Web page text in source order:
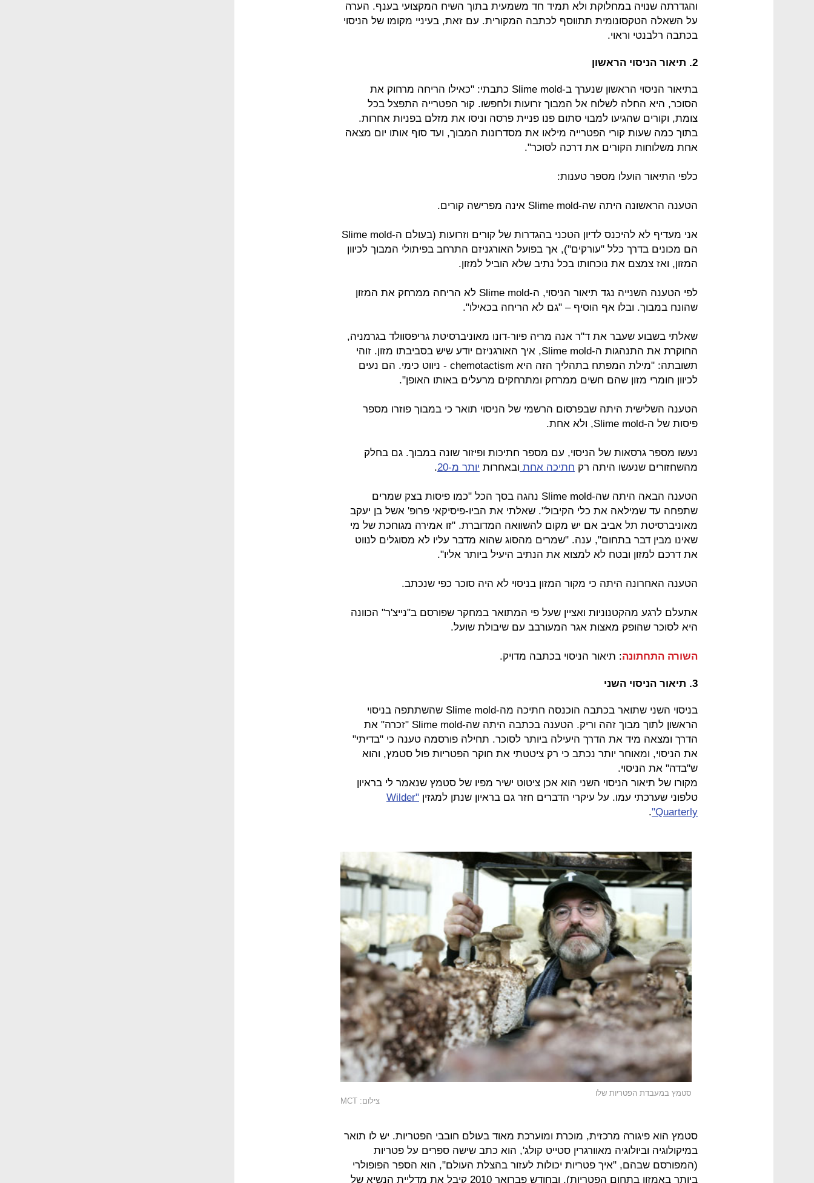
והגדרתה שנויה במחלוקת ולא תמיד חד משמעית בתוך השיח המקצועי בענף. הערה
על השאלה הטקסונומית תתווסף לכתבה המקורית. עם זאת, בעיניי מקומו של הניסוי
בכתבה רלבנטי וראוי.
2. תיאור הניסוי הראשון
בתיאור הניסוי הראשון שנערך ב-Slime mold כתבתי: "כאילו הריחה מרחוק את
הסוכר, היא החלה לשלוח אל המבוך זרועות ולחפשו. קוּר הפטרייה התפצל בכל
צומת, וקורים שהגיעו למבוי סתום פנו פניית פרסה וניסו את מזלם בפניות אחרות.
בתוך כמה שעות קורי הפטרייה מילאו את מסדרונות המבוך, ועד סוף אותו יום מצאה
אחת משלוחות הקורים את דרכה לסוכר".
כלפי התיאור הועלו מספר טענות:
הטענה הראשונה היתה שה-Slime mold אינה מפרישה קורים.
אני מעדיף לא להיכנס לדיון הטכני בהגדרות של קורים וזרועות (בעולם ה-Slime mold
הם מכונים בדרך כלל "עורקים"), אך בפועל האורגניזם התרחב בפיתולי המבוך לכיוון
המזון, ואז צמצם את נוכחותו בכל נתיב שלא הוביל למזון.
לפי הטענה השנייה נגד תיאור הניסוי, ה-Slime mold לא הריחה ממרחק את המזון
שהונח במבוך. ובלו אף הוסיף – "גם לא הריחה בכאילו".
שאלתי בשבוע שעבר את ד"ר אנה מריה פיור-דונו מאוניברסיטת גריפסוולד בגרמניה,
החוקרת את התנהגות ה-Slime mold, איך האורגניזם יודע שיש בסביבתו מזון. זוהי
תשובתה: "מילת המפתח בתהליך הזה היא chemotactism - ניווט כימי. הם נעים
לכיוון חומרי מזון שהם חשים ממרחק ומתרחקים מרעלים באותו האופן".
הטענה השלישית היתה שבפרסום הרשמי של הניסוי תואר כי במבוך פוזרו מספר
פיסות של ה-Slime mold, ולא אחת.
נעשו מספר גרסאות של הניסוי, עם מספר חתיכות ופיזור שונה במבוך. גם בחלק
מהשחזורים שנעשו היתה רק חתיכה אחת ובאחרות יותר מ-20 .
הטענה הבאה היתה שה-Slime mold נהגה בסך הכל "כמו פיסות בצק שמרים
שתפחה עד שמילאה את כלי הקיבול". שאלתי את הביו-פיסיקאי פרופ' אשל בן יעקב
מאוניברסיטת תל אביב אם יש מקום להשוואה המדוברת. "זו אמירה מגוחכת של מי
שאינו מבין דבר בתחום", ענה. "שמרים מהסוג שהוא מדבר עליו לא מסוגלים לנווט
את דרכם למזון ובטח לא למצוא את הנתיב היעיל ביותר אליו".
הטענה האחרונה היתה כי מקור המזון בניסוי לא היה סוכר כפי שנכתב.
אתעלם לרגע מהקטנוניות ואציין שעל פי המתואר במחקר שפורסם ב"נייצ'ר" הכוונה
היא לסוכר שהופק מאצות אגר המעורבב עם שיבולת שועל.
השורה התחתונה: תיאור הניסוי בכתבה מדויק.
3. תיאור הניסוי השני
בניסוי השני שתואר בכתבה הוכנסה חתיכה מה-Slime mold שהשתתפה בניסוי
הראשון לתוך מבוך זהה וריק. הטענה בכתבה היתה שה-Slime mold "זכרה" את
הדרך ומצאה מיד את הדרך היעילה ביותר לסוכר. תחילה פורסמה טענה כי "בדיתי"
את הניסוי, ומאוחר יותר נכתב כי רק ציטטתי את חוקר הפטריות פול סטמץ, והוא
ש"בדה" את הניסוי.
מקורו של תיאור הניסוי השני הוא אכן ציטוט ישיר מפיו של סטמץ שנאמר לי בראיון
טלפוני שערכתי עמו. על עיקרי הדברים חזר גם בראיון שנתן למגזין
"Wilder
Quarterly"
.
סטמץ במעבדת הפטריות שלו
צילום: MCT
סטמץ הוא פיגורה מרכזית, מוכרת ומוערכת מאוד בעולם חובבי הפטריות. יש לו תואר
במיקולוגיה וביולוגיה מאוורגרין סטייט קולג', הוא כתב שישה ספרים על פטריות
(המפורסם שבהם, "איך פטריות יכולות לעזור בהצלת העולם", הוא הספר הפופולרי
ביותר באמזון בתחום הפטריות), ובחודש פברואר 2010 קיבל את מדליית הנשיא של